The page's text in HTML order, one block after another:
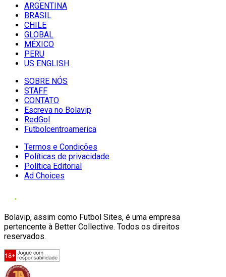
ARGENTINA
BRASIL
CHILE
GLOBAL
MÉXICO
PERU
US ENGLISH
SOBRE NÓS
STAFF
CONTATO
Escreva no Bolavip
RedGol
Futbolcentroamerica
Termos e Condições
Políticas de privacidade
Política Editorial
Ad Choices
Bolavip, assim como Futbol Sites, é uma empresa
pertencente à Better Collective. Todos os direitos
reservados.